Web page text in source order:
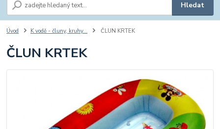
Hledat
Úvod K vodě - čluny, kruhy... ČLUN KRTEK
ČLUN KRTEK